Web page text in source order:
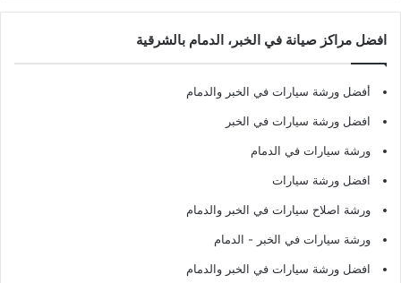
افضل مراكز صيانة في الخبر، الدمام بالشرقية
أفضل ورشة سيارات في الخبر والدمام
افضل ورشة سيارات في الخبر
ورشة سيارات في الدمام
افضل ورشة سيارات
ورشة اصلاح سيارات في الخبر والدمام
ورشة سيارات في الخبر - الدمام
افضل ورشة سيارات في الخبر والدمام